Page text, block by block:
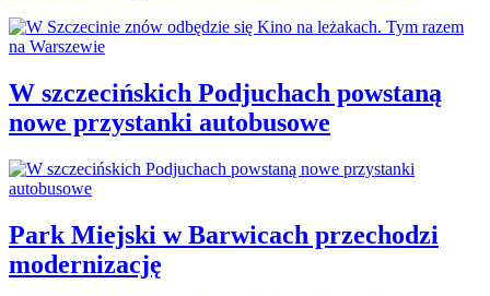
W szczecińskich Podjuchach powstaną
nowe przystanki autobusowe
Park Miejski w Barwicach przechodzi
modernizację